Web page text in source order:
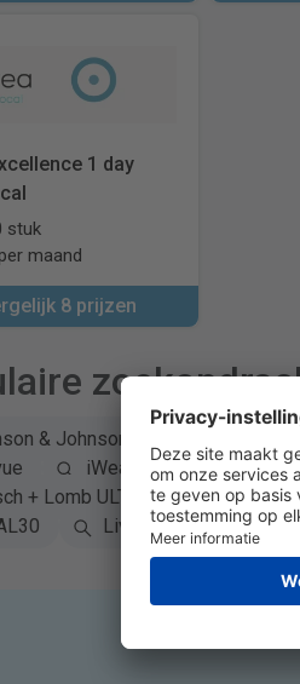
1 day
stuk
maand
8 prijzen
& Johnson
iWear atrea
+ Lomb ULTRA
Avaira
Live Miru